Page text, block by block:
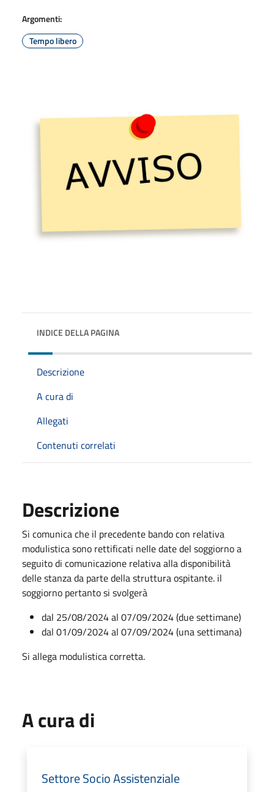
Argomenti:
Tempo libero
INDICE DELLA PAGINA
Descrizione
A cura di
Allegati
Contenuti correlati
Descrizione
Si comunica che il precedente bando con relativa
modulistica sono rettificati nelle date del soggiorno a
seguito di comunicazione relativa alla disponibilità
delle stanza da parte della struttura ospitante. il
soggiorno pertanto si svolgerà
dal 25/08/2024 al 07/09/2024 (due settimane)
dal 01/09/2024 al 07/09/2024 (una settimana)
Si allega modulistica corretta.
A cura di
Settore Socio Assistenziale